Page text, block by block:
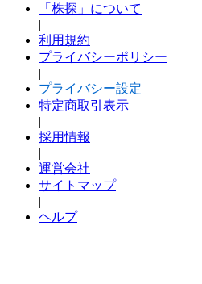
「株探」について
|
利用規約
プライバシーポリシー
|
プライバシー設定
特定商取引表示
|
採用情報
|
運営会社
サイトマップ
|
ヘルプ